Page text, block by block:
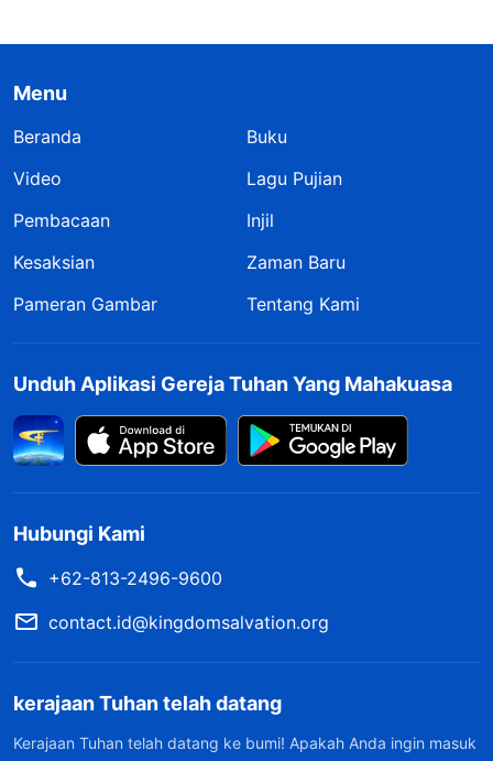
Menu
Beranda
Buku
Video
Lagu Pujian
Pembacaan
Injil
Kesaksian
Zaman Baru
Pameran Gambar
Tentang Kami
Unduh Aplikasi Gereja Tuhan Yang Mahakuasa
Hubungi Kami
+62-813-2496-9600
contact.id@kingdomsalvation.org
kerajaan Tuhan telah datang
Kerajaan Tuhan telah datang ke bumi! Apakah Anda ingin masuk